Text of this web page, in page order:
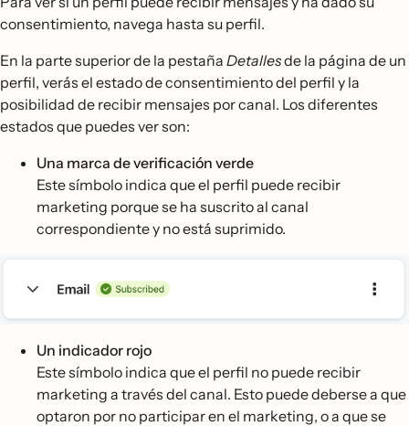
consentimiento, navega hasta su perfil.
En la parte superior de la pestaña Detallesde la página de un
perfil, verás el estado de consentimiento del perfil y la
posibilidad de recibir mensajes por canal. Los diferentes
estados que puedes ver son:
Una marca de verificación verde
Este símbolo indica que el perfil puede recibir
marketing porque se ha suscrito al canal
correspondiente y no está suprimido.
Un indicador rojo
Este símbolo indica que el perfil no puede recibir
marketing a través del canal. Esto puede deberse a que
optaron por no participar en el marketing, o a que se